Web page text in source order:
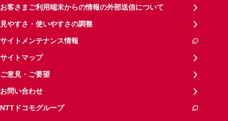
お客さまご利用端末からの情報の外部送信について
見やすさ・使いやすさの調整
サイトメンテナンス情報
サイトマップ
ご意見・ご要望
お問い合わせ
NTTドコモグループ